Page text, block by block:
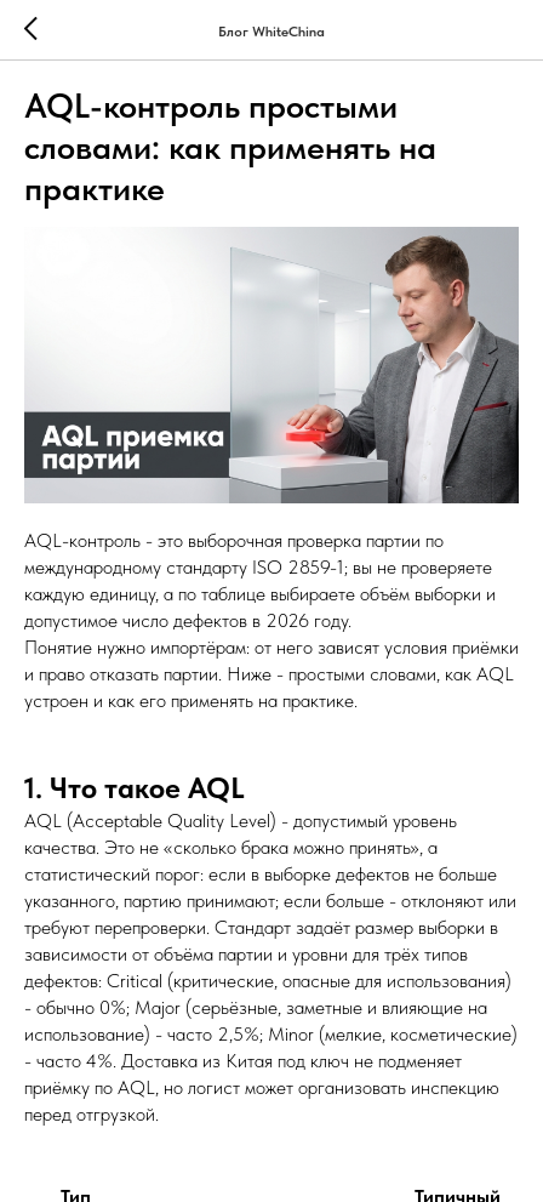
Блог WhiteChina
AQL-контроль простыми
словами: как применять на
практике
AQL-контроль - это выборочная проверка партии по
международному стандарту ISO 2859-1; вы не проверяете
каждую единицу, а по таблице выбираете объём выборки и
допустимое число дефектов в 2026 году.
Понятие нужно импортёрам: от него зависят условия приёмки
и право отказать партии. Ниже - простыми словами, как AQL
устроен и как его применять на практике.
1. Что такое AQL
AQL (Acceptable Quality Level) - допустимый уровень
качества. Это не «сколько брака можно принять», а
статистический порог: если в выборке дефектов не больше
указанного, партию принимают; если больше - отклоняют или
требуют перепроверки. Стандарт задаёт размер выборки в
зависимости от объёма партии и уровни для трёх типов
дефектов: Critical (критические, опасные для использования)
- обычно 0%; Major (серьёзные, заметные и влияющие на
использование) - часто 2,5%; Minor (мелкие, косметические)
- часто 4%. Доставка из Китая под ключ не подменяет
приёмку по AQL, но логист может организовать инспекцию
перед отгрузкой.
Тип
Типичный